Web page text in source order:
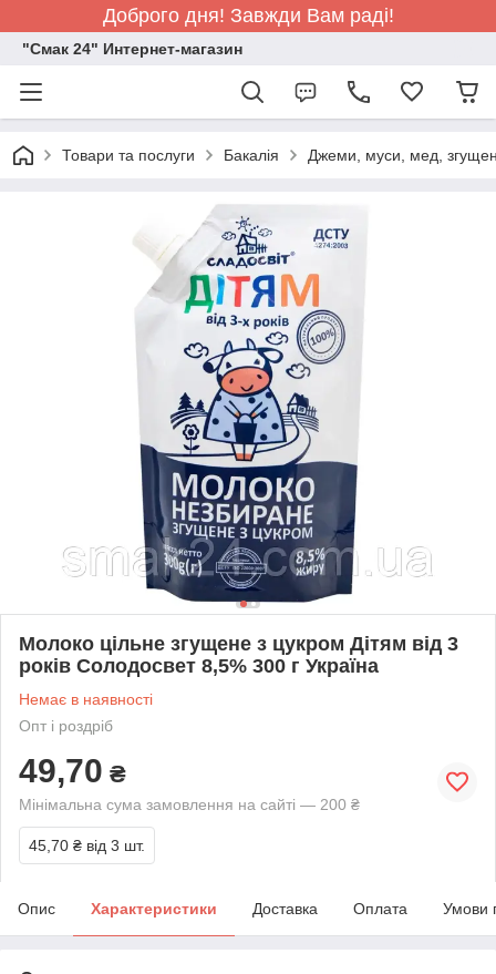
Доброго дня! Завжди Вам раді!
"Смак 24" Интернет-магазин
Товари та послуги Бакалія Джеми, муси, мед,
Молоко цільне згущене з цукром Дітям від 3
років Солодосвет 8,5% 300 г Україна
Немає в наявності
Опт і роздріб
49,70 ₴
Мінімальна сума замовлення на сайті — 200 ₴
45,70 ₴ від 3 шт.
Опис Характеристики Доставка Оплата Умови